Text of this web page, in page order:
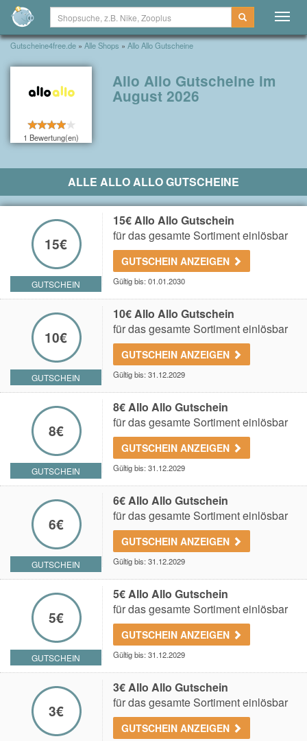
Gutscheine4free.de » Alle Shops » Allo Allo Gutscheine
1 Bewertung(en)
Allo Allo Gutscheine im
August 2026
ALLE ALLO ALLO GUTSCHEINE
15€
GUTSCHEIN
15€ Allo Allo Gutschein
für das gesamte Sortiment einlösbar
GUTSCHEIN ANZEIGEN
Gültig bis: 01.01.2030
10€
GUTSCHEIN
10€ Allo Allo Gutschein
für das gesamte Sortiment einlösbar
GUTSCHEIN ANZEIGEN
Gültig bis: 31.12.2029
8€
GUTSCHEIN
8€ Allo Allo Gutschein
für das gesamte Sortiment einlösbar
GUTSCHEIN ANZEIGEN
Gültig bis: 31.12.2029
6€
GUTSCHEIN
6€ Allo Allo Gutschein
für das gesamte Sortiment einlösbar
GUTSCHEIN ANZEIGEN
Gültig bis: 31.12.2029
5€
GUTSCHEIN
5€ Allo Allo Gutschein
für das gesamte Sortiment einlösbar
GUTSCHEIN ANZEIGEN
Gültig bis: 31.12.2029
3€
3€ Allo Allo Gutschein
für das gesamte Sortiment einlösbar
GUTSCHEIN ANZEIGEN